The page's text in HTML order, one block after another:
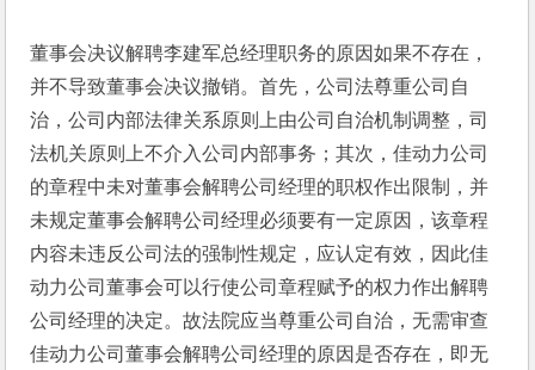
董事会决议解聘李建军总经理职务的原因如果不存在，
并不导致董事会决议撤销。首先，公司法尊重公司自
治，公司内部法律关系原则上由公司自治机制调整，司
法机关原则上不介入公司内部事务；其次，佳动力公司
的章程中未对董事会解聘公司经理的职权作出限制，并
未规定董事会解聘公司经理必须要有一定原因，该章程
内容未违反公司法的强制性规定，应认定有效，因此佳
动力公司董事会可以行使公司章程赋予的权力作出解聘
公司经理的决定。故法院应当尊重公司自治，无需审查
佳动力公司董事会解聘公司经理的原因是否存在，即无